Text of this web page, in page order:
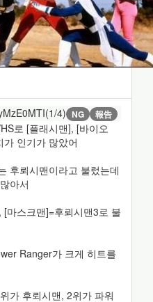
4) NG 報告
로 [플래시맨], [바이오
인기가 많았어
후뢰시맨이라고 불렀는데
아서
마스크맨]=후뢰시맨3로 불
Ranger가 크게 히트를
가 후뢰시맨, 2위가 파워